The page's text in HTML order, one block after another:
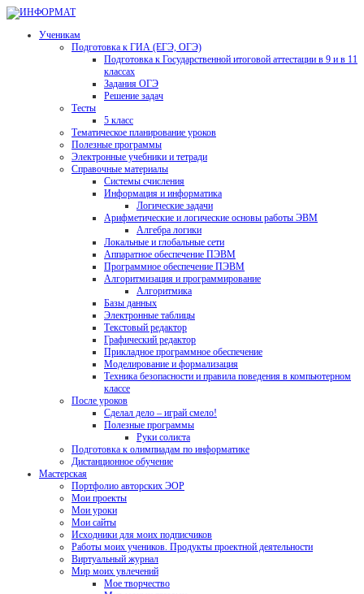
Ученикам
Подготовка к ГИА (ЕГЭ, ОГЭ)
Подготовка к Государственной итоговой аттестации в 9 и в 11
классах
Задания ОГЭ
Решение задач
Тесты
5 класс
Тематическое планирование уроков
Полезные программы
Электронные учебники и тетради
Справочные материалы
Системы счисления
Информация и информатика
Логические задачи
Арифметические и логические основы работы ЭВМ
Алгебра логики
Локальные и глобальные сети
Аппаратное обеспечение ПЭВМ
Программное обеспечение ПЭВМ
Алгоритмизация и программирование
Алгоритмика
Базы данных
Электронные таблицы
Текстовый редактор
Графический редактор
Прикладное программное обеспечение
Моделирование и формализация
Техника безопасности и правила поведения в компьютерном
классе
После уроков
Сделал дело – играй смело!
Полезные программы
Руки солиста
Подготовка к олимпиадам по информатике
Дистанционное обучение
Мастерская
Портфолио авторских ЭОР
Мои проекты
Мои уроки
Мои сайты
Исходники для моих подписчиков
Работы моих учеников. Продукты проектной деятельности
Виртуальный журнал
Мир моих увлечений
Мое творчество